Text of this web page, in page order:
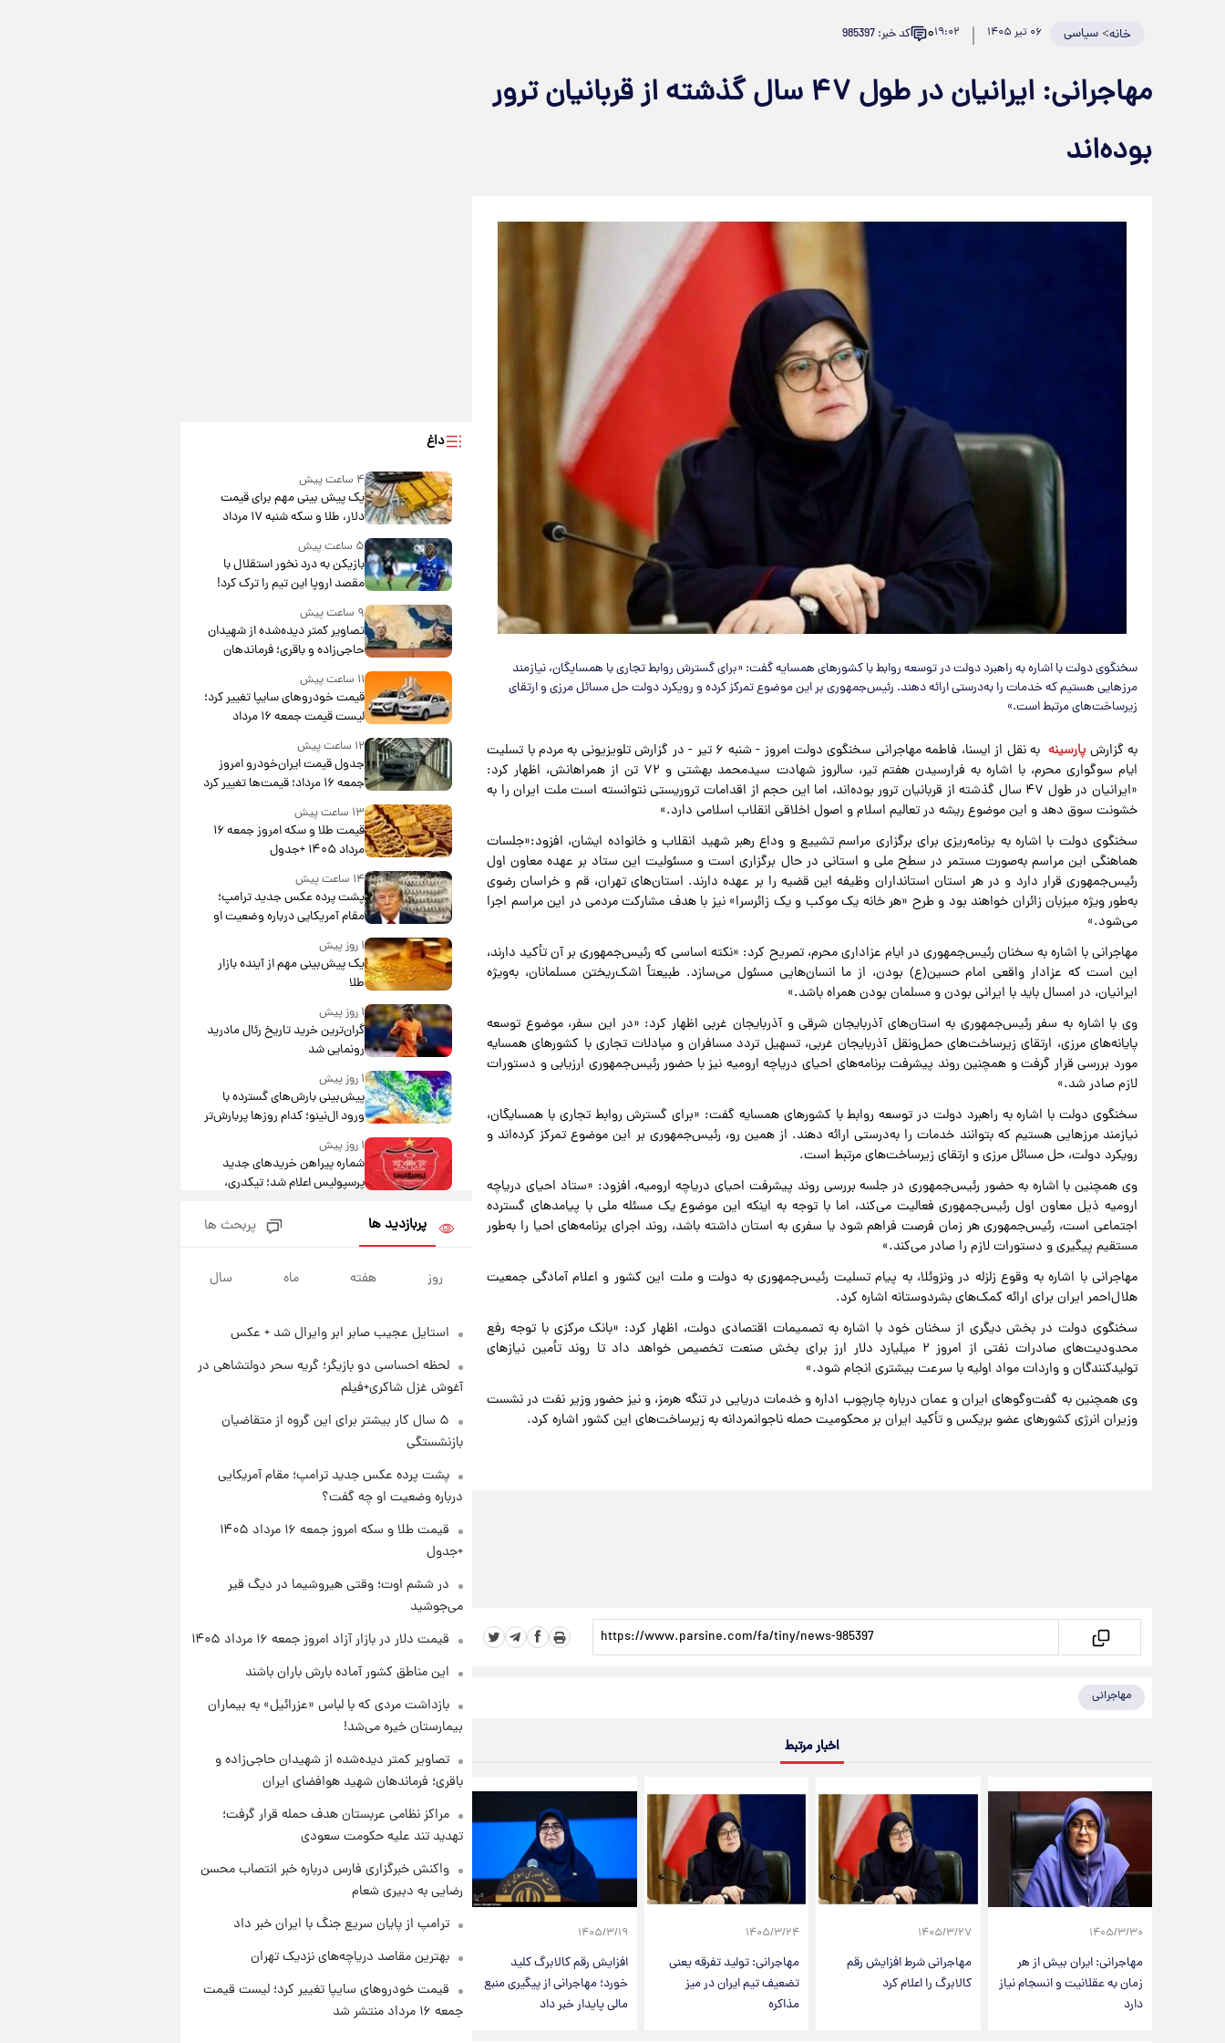
خانه>سیاسی ۰۶ تیر ۱۴۰۵ ۱۹:۰۲۰ کد خبر: 985397
مهاجرانی: ایرانیان در طول ۴۷ سال گذشته از قربانیان ترور
بوده‌اند
سخنگوی دولت با اشاره به راهبرد دولت در توسعه روابط با کشورهای همسایه گفت: «برای گسترش روابط تجاری با همسایگان، نیازمند
مرزهایی هستیم که خدمات را به‌درستی ارائه دهند. رئیس‌جمهوری بر این موضوع تمرکز کرده‌ و رویکرد دولت حل مسائل مرزی و ارتقای
زیرساخت‌های مرتبط است.»
به گزارش پارسینه
به نقل از ایسنا، فاطمه مهاجرانی سخنگوی دولت امروز - شنبه ۶ تیر - در گزارش تلویزیونی به مردم با تسلیت
ایام سوگواری محرم، با اشاره به فرارسیدن هفتم تیر، سالروز شهادت سیدمحمد بهشتی و ۷۲ تن از همراهانش، اظهار کرد:
«ایرانیان در طول ۴۷ سال گذشته از قربانیان ترور بوده‌اند، اما این حجم از اقدامات تروریستی نتوانسته است ملت ایران را به
خشونت سوق دهد و این موضوع ریشه در تعالیم اسلام و اصول اخلاقی انقلاب اسلامی دارد.»
سخنگوی دولت با اشاره به برنامه‌ریزی برای برگزاری مراسم تشییع و وداع رهبر شهید انقلاب و خانواده ایشان، افزود:«جلسات
هماهنگی این مراسم به‌صورت مستمر در سطح ملی و استانی در حال برگزاری است و مسئولیت این ستاد بر عهده معاون اول
رئیس‌جمهوری قرار دارد و در هر استان استانداران وظیفه این قضیه را بر عهده دارند. استان‌های تهران، قم و خراسان رضوی
به‌طور ویژه میزبان زائران خواهند بود و طرح «هر خانه یک موکب و یک زائرسرا» نیز با هدف مشارکت مردمی در این مراسم اجرا
می‌شود.»
مهاجرانی با اشاره به سخنان رئیس‌جمهوری در ایام عزاداری محرم، تصریح کرد: «نکته اساسی که رئیس‌جمهوری بر آن تأکید دارند،
این است که عزادار واقعی امام حسین(ع) بودن، از ما انسان‌هایی مسئول می‌سازد. طبیعتاً اشک‌ریختن مسلمانان، به‌ویژه
ایرانیان، در امسال باید با ایرانی بودن و مسلمان بودن همراه باشد.»
وی با اشاره به سفر رئیس‌جمهوری به استان‌های آذربایجان شرقی و آذربایجان غربی اظهار کرد: «در این سفر، موضوع توسعه
پایانه‌های مرزی، ارتقای زیرساخت‌های حمل‌ونقل آذربایجان غربی، تسهیل تردد مسافران و مبادلات تجاری با کشورهای همسایه
مورد بررسی قرار گرفت و همچنین روند پیشرفت برنامه‌های احیای دریاچه ارومیه نیز با حضور رئیس‌جمهوری ارزیابی و دستورات
لازم صادر شد.»
سخنگوی دولت با اشاره به راهبرد دولت در توسعه روابط با کشورهای همسایه گفت: «برای گسترش روابط تجاری با همسایگان،
نیازمند مرزهایی هستیم که بتوانند خدمات را به‌درستی ارائه دهند. از همین رو، رئیس‌جمهوری بر این موضوع تمرکز کرده‌اند و
رویکرد دولت، حل مسائل مرزی و ارتقای زیرساخت‌های مرتبط است.
وی همچنین با اشاره به حضور رئیس‌جمهوری در جلسه بررسی روند پیشرفت احیای دریاچه ارومیه، افزود: «ستاد احیای دریاچه
ارومیه ذیل معاون اول رئیس‌جمهوری فعالیت می‌کند، اما با توجه به اینکه این موضوع یک مسئله ملی با پیامدهای گسترده
اجتماعی است، رئیس‌جمهوری هر زمان فرصت فراهم شود یا سفری به استان داشته باشد، روند اجرای برنامه‌های احیا را به‌طور
مستقیم پیگیری و دستورات لازم را صادر می‌کند.»
مهاجرانی با اشاره به وقوع زلزله در ونزوئلا، به پیام تسلیت رئیس‌جمهوری به دولت و ملت این کشور و اعلام آمادگی جمعیت
هلال‌احمر ایران برای ارائه کمک‌های بشردوستانه اشاره کرد.
سخنگوی دولت در بخش دیگری از سخنان خود با اشاره به تصمیمات اقتصادی دولت، اظهار کرد: «بانک مرکزی با توجه رفع
محدودیت‌های صادرات نفتی از امروز ۲ میلیارد دلار ارز برای بخش صنعت تخصیص خواهد داد تا روند تأمین نیازهای
تولیدکنندگان و واردات مواد اولیه با سرعت بیشتری انجام شود.»
وی همچنین به گفت‌وگوهای ایران و عمان درباره چارچوب اداره و خدمات دریایی در تنگه هرمز، و نیز حضور وزیر نفت در نشست
وزیران انرژی کشورهای عضو بریکس و تأکید ایران بر محکومیت حمله ناجوانمردانه به زیرساخت‌های این کشور اشاره کرد.
مهاجرانی
اخبار مرتبط
۱۴۰۵/۳/۳۰
مهاجرانی: ایران بیش از هر
زمان به عقلانیت و انسجام نیاز
دارد
۱۴۰۵/۳/۲۷
مهاجرانی شرط افزایش رقم
کالابرگ را اعلام کرد
۱۴۰۵/۳/۲۴
مهاجرانی: تولید تفرقه یعنی
تضعیف تیم ایران در میز
مذاکره
۱۴۰۵/۳/۱۹
افزایش رقم کالابرگ کلید
خورد؛ مهاجرانی از پیگیری منبع
مالی پایدار خبر داد
داغ
۴ ساعت پیش
یک پیش ‌بینی مهم برای قیمت
دلار، طلا و سکه شنبه ۱۷ مرداد
۱۴۰۵
۵ ساعت پیش
بازیکن به درد نخور استقلال با
مقصد اروپا این تیم را ترک کرد!
۹ ساعت پیش
تصاویر کمتر دیده‌شده از شهیدان
حاجی‌زاده و باقری؛ فرماندهان
شهید هوافضای ایران
۱۱ ساعت پیش
قیمت خودروهای سایپا تغییر کرد؛
لیست قیمت جمعه ۱۶ مرداد
منتشر شد
۱۲ ساعت پیش
جدول قیمت ایران‌خودرو امروز
جمعه ۱۶ مرداد؛ قیمت‌ها تغییر کرد
۱۳ ساعت پیش
قیمت طلا و سکه امروز جمعه ۱۶
مرداد ۱۴۰۵ +جدول
۱۴ ساعت پیش
پشت پرده عکس جدید ترامپ؛
مقام آمریکایی درباره وضعیت او
چه گفت؟
۱ روز پیش
یک پیش‌بینی مهم از آینده بازار
طلا
۱ روز پیش
گران‌ترین خرید تاریخ رئال مادرید
رونمایی شد
۱ روز پیش
پیش‌بینی بارش‌های گسترده با
ورود ال‌نینو؛ کدام روزها پربارش‌تر
خواهند بود؟
۱ روز پیش
شماره پیراهن خریدهای جدید
پرسپولیس اعلام شد؛ تیکدری،
جزئیات فعال‌سازی «کیف پول
ایران» اعلام شد+فیلم
۱ روز پیش
۱۵ مرداد ۱۴۰۵ +جدول
قیمت طلا و سکه امروز پنجشنبه
۱۵ مرداد ۱۴۰۵
شارژ جدید کالابرگ برای سه
پربازدید ها پربحث ها
روز هفته ماه سال
استایل عجیب صابر ابر وایرال شد + عکس
لحظه احساسی دو بازیگر؛ گریه سحر دولتشاهی در
آغوش غزل شاکری+فیلم
۵ سال کار بیشتر برای این گروه از متقاضیان
بازنشستگی
پشت پرده عکس جدید ترامپ؛ مقام آمریکایی
درباره وضعیت او چه گفت؟
قیمت طلا و سکه امروز جمعه ۱۶ مرداد ۱۴۰۵
+جدول
در ششم اوت؛ وقتی هیروشیما در دیگ قیر
می‌جوشید
قیمت دلار در بازار آزاد امروز جمعه ۱۶ مرداد ۱۴۰۵
این مناطق کشور آماده بارش باران باشند
بازداشت مردی که با لباس «عزرائیل» به بیماران
بیمارستان خیره می‌شد!
تصاویر کمتر دیده‌شده از شهیدان حاجی‌زاده و
باقری؛ فرماندهان شهید هوافضای ایران
مراکز نظامی عربستان هدف حمله قرار گرفت؛
تهدید تند علیه حکومت سعودی
واکنش خبرگزاری فارس درباره خبر انتصاب محسن
رضایی به دبیری شعام
ترامپ از پایان سریع جنگ با ایران خبر داد
بهترین مقاصد دریاچه‌های نزدیک تهران
قیمت خودروهای سایپا تغییر کرد؛ لیست قیمت
جمعه ۱۶ مرداد منتشر شد